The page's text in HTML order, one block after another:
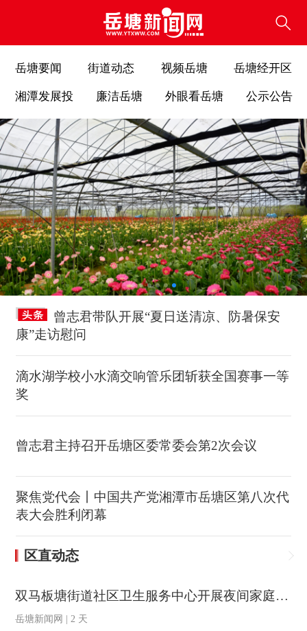
岳塘要闻 街道动态 视频岳塘 岳塘经开区
湘潭发展投 廉洁岳塘 外眼看岳塘 公示公告
曾志君带队开展“夏日送清凉、防暑保安
康”走访慰问
滴水湖学校小水滴交响管乐团斩获全国赛事一等
奖
曾志君主持召开岳塘区委常委会第2次会议
聚焦党代会丨中国共产党湘潭市岳塘区第八次代
表大会胜利闭幕
区直动态
双马板塘街道社区卫生服务中心开展夜间家庭医生签约活动
岳塘新闻网 | 2 天